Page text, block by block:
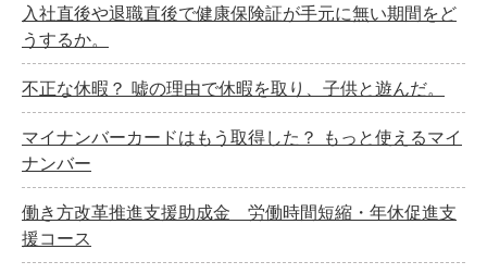
入社直後や退職直後で健康保険証が手元に無い期間をど
うするか。
不正な休暇？ 嘘の理由で休暇を取り、子供と遊んだ。
マイナンバーカードはもう取得した？ もっと使えるマイ
ナンバー
働き方改革推進支援助成金 労働時間短縮・年休促進支
援コース